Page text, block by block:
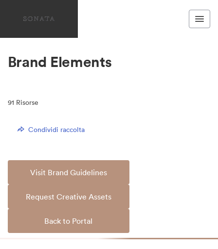
Brand Elements
91 Risorse
Condividi raccolta
Visit Brand Guidelines
Request Creative Assets
Back to Portal